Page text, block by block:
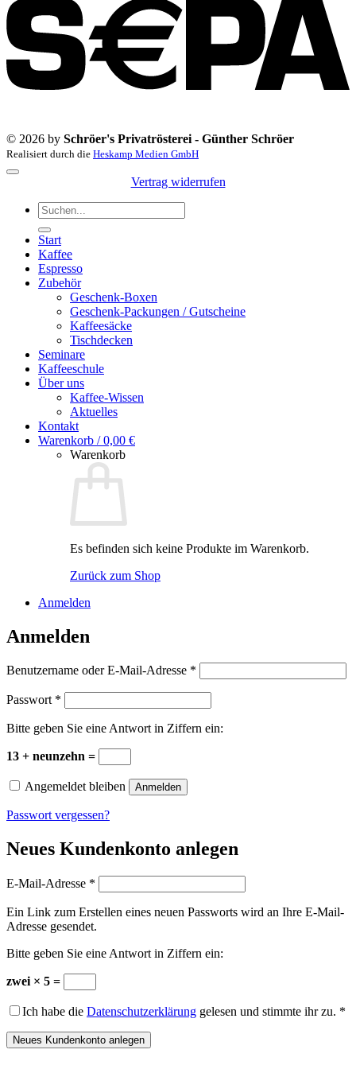
© 2026 by Schröer's Privatrösterei - Günther Schröer
Realisiert durch die Heskamp Medien GmbH
Vertrag widerrufen
Suchen
nach:
Start
Kaffee
Espresso
Zubehör
Geschenk-Boxen
Geschenk-Packungen / Gutscheine
Kaffeesäcke
Tischdecken
Seminare
Kaffeeschule
Über uns
Kaffee-Wissen
Aktuelles
Kontakt
Warenkorb /0,00 €
Warenkorb
Es befinden sich keine Produkte im Warenkorb.
Zurück zum Shop
Anmelden
Anmelden
Benutzername oder E-Mail-Adresse *
Passwort *
Bitte geben Sie eine Antwort in Ziffern ein:
13 + neunzehn =
Angemeldet bleiben Anmelden
Passwort vergessen?
Neues Kundenkonto anlegen
E-Mail-Adresse *
Ein Link zum Erstellen eines neuen Passworts wird an Ihre E-Mail-
Adresse gesendet.
Bitte geben Sie eine Antwort in Ziffern ein:
zwei × 5 =
Ich habe die Datenschutzerklärung gelesen und stimmte ihr zu. *
Neues Kundenkonto anlegen